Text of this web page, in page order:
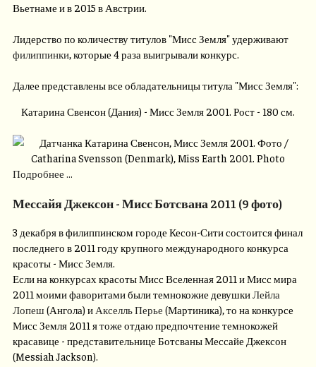
Вьетнаме и в 2015 в Австрии.
Лидерство по количеству титулов "Мисс Земля" удерживают
филиппинки, которые 4 раза выигрывали конкурс.
Далее представлены все обладательницы титула "Мисс Земля":
Катарина Свенсон (Дания) - Мисс Земля 2001. Рост - 180 см.
Подробнее ...
Мессайя Джексон - Мисс Ботсвана 2011 (9 фото)
3 декабря в филиппинском городе Кесон-Сити состоится финал
последнего в 2011 году крупного международного конкурса
красоты - Мисс Земля.
Если на конкурсах красоты Мисс Вселенная 2011 и Мисс мира
2011 моими фаворитами были темнокожие девушкиЛейла
Лопеш (Ангола) и Акселль Перье (Мартиника), то на конкурсе
Мисс Земля 2011 я тоже отдаю предпочтение темнокожей
красавице - представительнице Ботсваны Мессайе Джексон
(Messiah Jackson).